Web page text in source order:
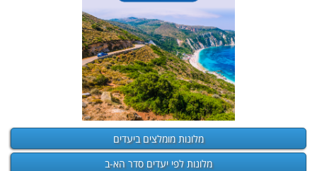
מלונות מומלצים ביעדים
מלונות לפי יעדים סדר הא-ב